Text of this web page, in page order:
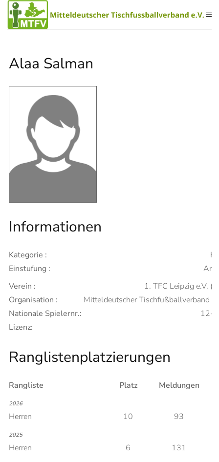
Zum Hauptinhalt springen
Alaa Salman
Informationen
Kategorie :
Einstufung :
Verein :
1. TFC Leipzig e.V.
Organisation :
Mitteldeutscher Tischfußballverband
Nationale Spielernr.:
12-
Lizenz:
Ranglistenplatzierungen
Rangliste Platz Meldungen
2026
Herren 10 93
2025
Herren 6 131